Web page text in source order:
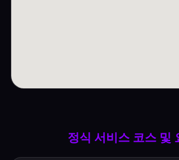
정식 서비스 코스 및